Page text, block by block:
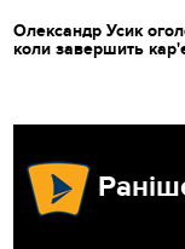
Олександр Усик
коли завершить